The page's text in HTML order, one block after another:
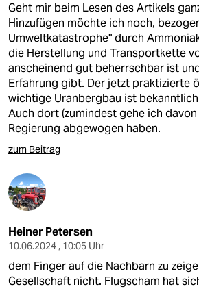
Geht mir beim Lesen des Artikels
Hinzufügen möchte ich noch,
Umweltkatastrophe" durch
die Herstellung und Transportkette
anscheinend gut beherrschbar ist
Erfahrung gibt. Der jetzt praktizierte
wichtige Uranbergbau ist
Auch dort (zumindest gehe ich
Regierung abgewogen haben.
zum Beitrag
Heiner Petersen
10.06.2024 , 10:05 Uhr
dem Finger auf die Nachbarn zu
Gesellschaft nicht. Flugscham hat